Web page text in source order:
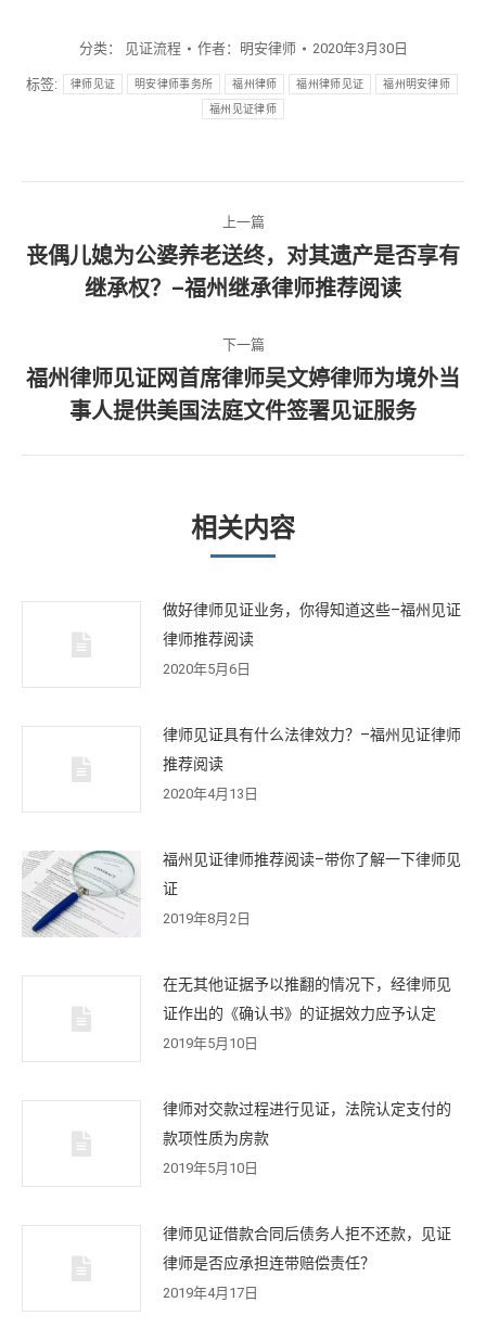
分类： 见证流程 作者： 明安律师 2020年3月30日
标签: 律师见证 明安律师事务所 福州律师 福州律师见证 福州明安律师
福州见证律师
章
上一篇
上
一
章：
丧偶儿媳为公婆养老送终，对其遗产是否享有
继承权？–福州继承律师推荐阅读
下一篇
下
一
篇
章：
福州律师见证网首席律师吴文婷律师为境外当
事人提供美国法庭文件签署见证服务
相关内容
做好律师见证业务，你得知道这些–福州见证
律师推荐阅读
2020年5月6日
律师见证具有什么法律效力？–福州见证律师
推荐阅读
2020年4月13日
福州见证律师推荐阅读–带你了解一下律师见
证
2019年8月2日
在无其他证据予以推翻的情况下，经律师见
证作出的《确认书》的证据效力应予认定
2019年5月10日
律师对交款过程进行见证，法院认定支付的
款项性质为房款
2019年5月10日
律师见证借款合同后债务人拒不还款，见证
律师是否应承担连带赔偿责任？
2019年4月17日